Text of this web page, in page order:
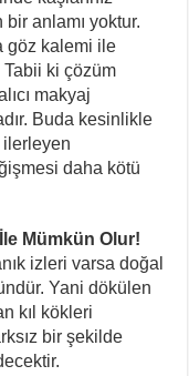
bir anlamı yoktur.
göz kalemi ile
ki çözüm
makyaj
Buda kesinlikle
ilerleyen
daha kötü
Mümkün Olur!
izleri varsa doğal
Yani dökülen
kıl kökleri
bir şekilde